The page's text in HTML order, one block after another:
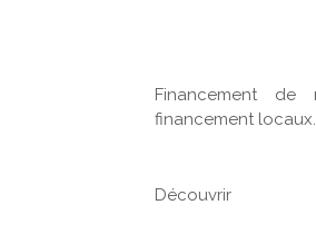
Financement de
Découvrir